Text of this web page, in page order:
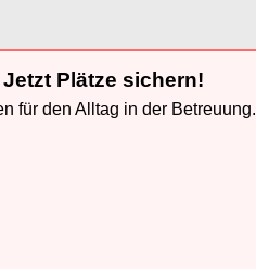
Plätze sichern!
für den Alltag in der Betreuung.